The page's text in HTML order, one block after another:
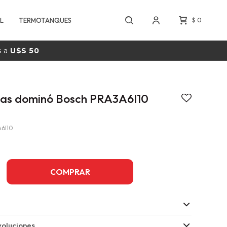
TERMOTANQUES $ 0
a U$S 50
dominó Bosch PRA3A6I10
COMPRAR